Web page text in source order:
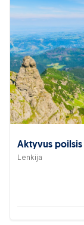
Aktyvus poilsis
Lenkija